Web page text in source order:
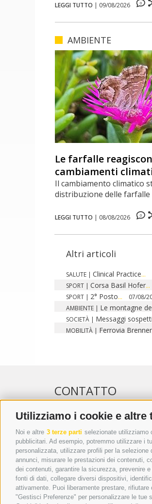
Utilizziamo i cookie e altre
Noi e altre 3 terze parti selezionate utilizziamo
pubblicitari. Ad esempio, potremmo utilizzare i
personalizzata, utilizzare profili per la
annunci, misurare le prestazioni dei contenuti,
dei contenuti, garantire la sicurezza, prevenire
fonti di dati, collegare diversi dispositivi,
attivamente. Puoi liberamente prestare,
"Gestisci Preferenze" per personalizzare le tue
LEGGI TUTTO | 09/08/2026 0
AMBIENTE
Le farfalle
cambiamenti
Il cambiamento climatico
distribuzione delle farfalle
LEGGI TUTTO | 08/08/2026 0
Altri articoli
SALUTE | Clinical Practice...
SPORT | Corsa Basil Hofer...
SPORT | 2° Posto... 07/08/
AMBIENTE | Le montagne
SOCIETÀ | Messaggi sospetti
MOBILITÀ | Ferrovia
CONTATTO
WIPP-MEDIA GMBH
DER ERKER
CITTÀ NUOVA 20A
I-39049 VIPITENO
TEL.: +39 0472 766876
GRAFIK@DERERKER.IT
INFO@DERERKER.IT